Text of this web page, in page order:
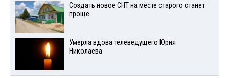
Создать новое СНТ на месте старого станет
проще
Умерла вдова телеведущего Юрия
Николаева